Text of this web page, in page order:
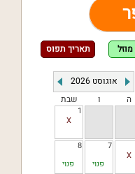
תאריך תפוס
אוגוסט 2026
ה ו שבת
1
7
פנוי
8
פנוי